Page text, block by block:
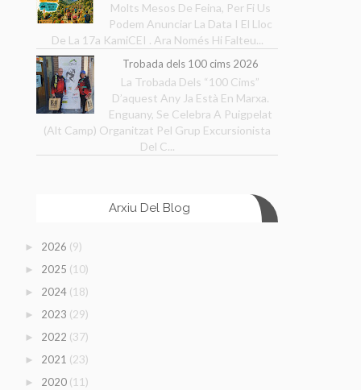
Molts Mesos De Feina, Per Fi Us
Podem Anunciar La Data I El Lloc
De La 17a KamiCEI . Ara Només Hi Falteu...
Trobada dels 100 cims 2026
La Trobada Dels “100 Cims”
D’aquest Any Ja Està En Marxa.
Enguany, Se Celebra A Puigpelat
(Alt Camp) Organitzat Pel Grup Excursionista
Del C...
Arxiu Del Blog
► 2026 (9)
► 2025 (10)
► 2024 (18)
► 2023 (29)
► 2022 (37)
► 2021 (23)
► 2020 (11)